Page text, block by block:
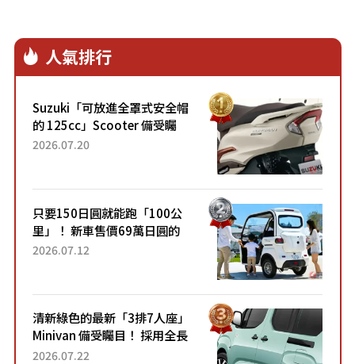
人氣排行
Suzuki「可放進全罩式安全帽
的 125cc」Scooter 備受矚
目！採用全新流線設計與各項
2026.07.20
只要150日圓就能跑「100公
里」！ 新車售價69萬日圓的
「3人座」Trike大受歡迎！ 順
2026.07.12
清新綠色的最新「3排7人座」
Minivan 備受矚目！ 採用全長
4.7公尺剛剛好的車身尺寸與
2026.07.22